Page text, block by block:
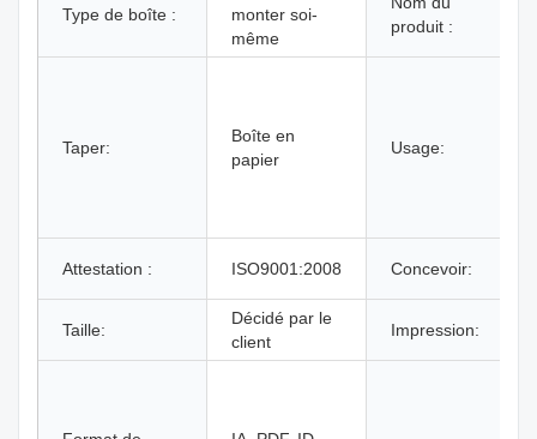
Type de boîte :
monter soi-
même
produit :
Taper:
Boîte en
papier
Usage:
Attestation : ISO9001:2008 Concevoir:
Taille:
Décidé par le
client
Impression: